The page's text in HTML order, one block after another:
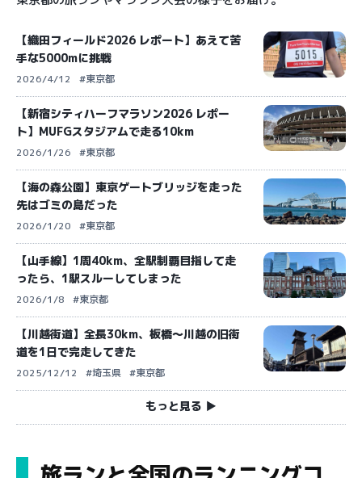
【織田フィールド2026 レポート】あえて苦
手な5000mに挑戦
2026/4/12 #東京都
【新宿シティハーフマラソン2026 レポー
ト】MUFGスタジアムで走る10km
2026/1/26 #東京都
【海の森公園】東京ゲートブリッジを走った
先はゴミの島だった
2026/1/20 #東京都
【山手線】1周40km、全駅制覇目指して走
ったら、1駅スルーしてしまった
2026/1/8 #東京都
【川越街道】全長30km、板橋〜川越の旧街
道を1日で完走してきた
2025/12/12 #埼玉県 #東京都
もっと見る ▶︎